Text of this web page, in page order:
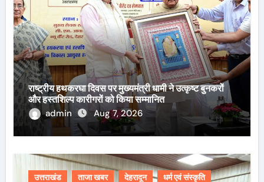
राष्ट्रीय हथकरघा दिवस पर मुख्यमंत्री धामी ने उत्कृष्ट बुनकरों
और हस्तशिल्प कारीगरों को किया सम्मानित
admin
Aug 7, 2026
उत्तराखंड ताजा खबर देहरादून धर्म एवं संस्कृति